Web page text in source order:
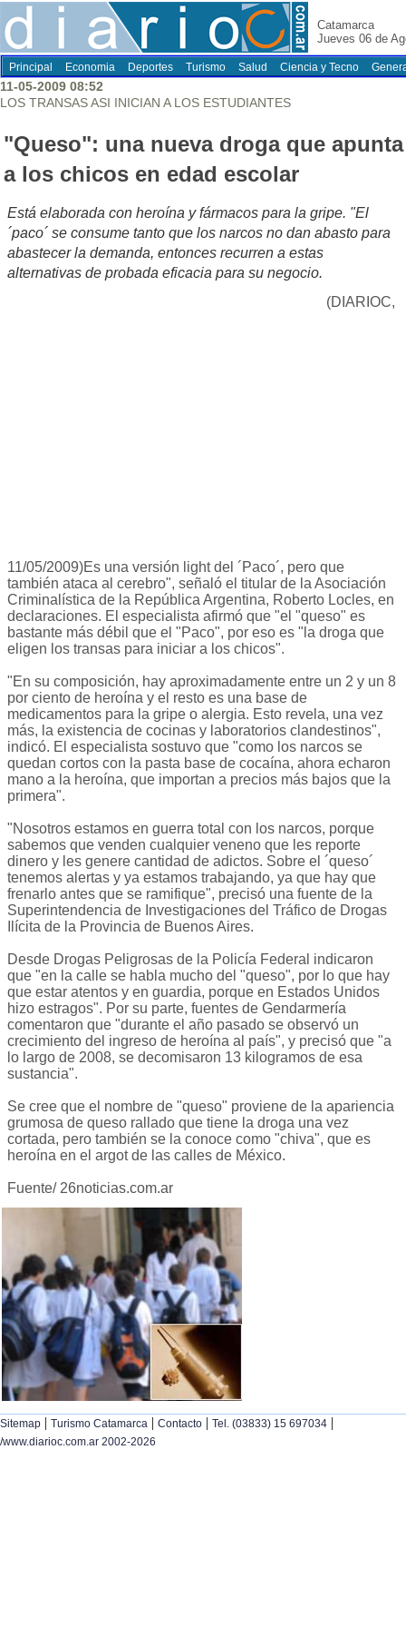
Catamarca
Jueves 06 de
Principal Economia Deportes Turismo Salud Ciencia y Tecno
11-05-2009 08:52
LOS TRANSAS ASI INICIAN A LOS ESTUDIANTES
"Queso": una nueva droga que apunta
a los chicos en edad escolar
Está elaborada con heroína y fármacos para la gripe. "El
´paco´ se consume tanto que los narcos no dan abasto para
abastecer la demanda, entonces recurren a estas
alternativas de probada eficacia para su negocio.
(DIARIOC,
11/05/2009)Es una versión light del ´Paco´, pero que
también ataca al cerebro", señaló el titular de la Asociación
Criminalística de la República Argentina, Roberto Locles, en
declaraciones. El especialista afirmó que "el "queso" es
bastante más débil que el "Paco", por eso es "la droga que
eligen los transas para iniciar a los chicos".
"En su composición, hay aproximadamente entre un 2 y un 8
por ciento de heroína y el resto es una base de
medicamentos para la gripe o alergia. Esto revela, una vez
más, la existencia de cocinas y laboratorios clandestinos",
indicó. El especialista sostuvo que "como los narcos se
quedan cortos con la pasta base de cocaína, ahora echaron
mano a la heroína, que importan a precios más bajos que la
primera".
"Nosotros estamos en guerra total con los narcos, porque
sabemos que venden cualquier veneno que les reporte
dinero y les genere cantidad de adictos. Sobre el ´queso´
tenemos alertas y ya estamos trabajando, ya que hay que
frenarlo antes que se ramifique", precisó una fuente de la
Superintendencia de Investigaciones del Tráfico de Drogas
Ilícita de la Provincia de Buenos Aires.
Desde Drogas Peligrosas de la Policía Federal indicaron
que "en la calle se habla mucho del "queso", por lo que hay
que estar atentos y en guardia, porque en Estados Unidos
hizo estragos". Por su parte, fuentes de Gendarmería
comentaron que "durante el año pasado se observó un
crecimiento del ingreso de heroína al país", y precisó que "a
lo largo de 2008, se decomisaron 13 kilogramos de esa
sustancia".
Se cree que el nombre de "queso" proviene de la apariencia
grumosa de queso rallado que tiene la droga una vez
cortada, pero también se la conoce como "chiva", que es
heroína en el argot de las calles de México.
Fuente/ 26noticias.com.ar
Sitemap | Turismo Catamarca | Contacto | Tel. (03833) 15 697034 |
/www.diarioc.com.ar 2002-2026